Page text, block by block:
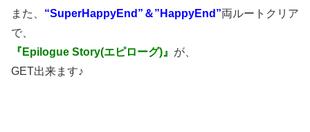
また、 “SuperHappyEnd”＆”HappyEnd”両ルートクリア
で、
『Epilogue Story(エピローグ)』 が、
GET出来ます♪